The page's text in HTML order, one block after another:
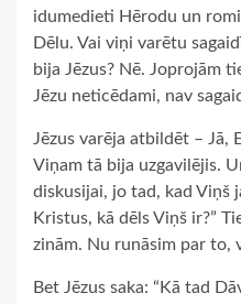
idumedieti Hērodu un
Dēlu. Vai viņi varētu
bija Jēzus? Nē. Joprojām
Jēzu neticēdami, nav
Jēzus varēja atbildēt – Jā,
Viņam tā bija uzgavilējis.
diskusijai, jo tad, kad Viņš
Kristus, kā dēls Viņš ir?”
zinām. Nu runāsim par to,
Bet Jēzus saka: “Kā tad